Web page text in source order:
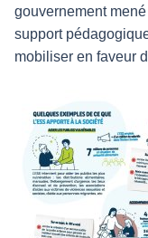
gouvernement
support
mobiliser en faveur